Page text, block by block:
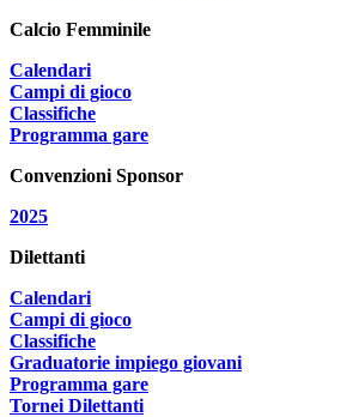
Calcio Femminile
Calendari
Campi di gioco
Classifiche
Programma gare
Convenzioni Sponsor
2025
Dilettanti
Calendari
Campi di gioco
Classifiche
Graduatorie impiego giovani
Programma gare
Tornei Dilettanti